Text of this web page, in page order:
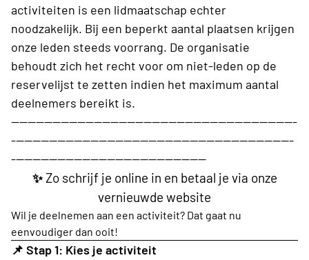
activiteiten is een lidmaatschap echter
noodzakelijk. Bij een beperkt aantal plaatsen krijgen
onze leden steeds voorrang. De organisatie
behoudt zich het recht voor om niet-leden op de
reservelijst te zetten indien het maximum aantal
deelnemers bereikt is.
---------------------------------------------------------------------
--------------------------------------------------------------------
-----------------------------------------------
✨ Zo schrijf je online in en betaal je via onze
vernieuwde website
Wil je deelnemen aan een activiteit? Dat gaat nu
eenvoudiger dan ooit!
📌 Stap 1: Kies je activiteit